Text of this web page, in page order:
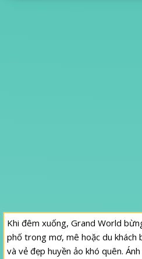
Khi đêm xuống, Grand World
phố trong mơ, mê hoặc du khách
và vẻ đẹp huyền ảo khó quên.